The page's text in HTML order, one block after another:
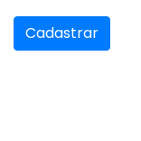
Cadastrar